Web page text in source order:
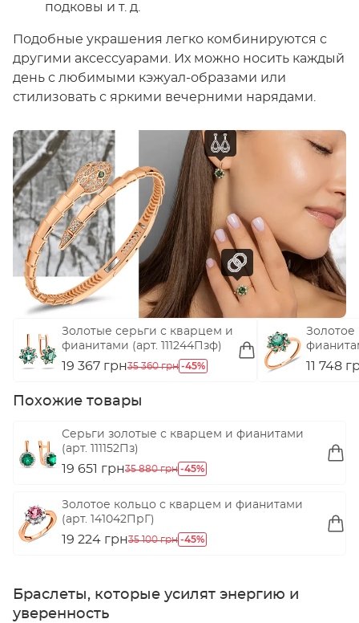
подковы и т. д.
Подобные украшения легко комбинируются с
другими аксессуарами. Их можно носить каждый
день с любимыми кэжуал-образами или
стилизовать с яркими вечерними нарядами.
Золотые серьги с кварцем и
фианитами (арт. 111244Пзф)
19 367 грн35 360 грн -45%
Золотое
11 748
Похожие товары
Серьги золотые с кварцем и фианитами
(арт. 111152Пз)
19 651 грн35 880 грн -45%
Золотое кольцо с кварцем и фианитами
(арт. 141042ПрГ)
19 224 грн35 100 грн -45%
Браслеты, которые усилят энергию и
уверенность